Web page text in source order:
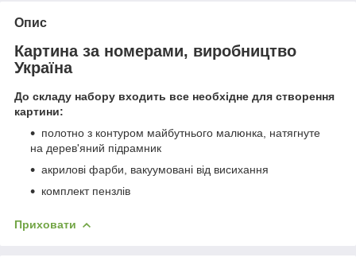
Опис
Картина за номерами, виробництво
Україна
До складу набору входить все необхідне для створення
картини:
полотно з контуром майбутнього малюнка, натягнуте
на дерев'яний підрамник
акрилові фарби, вакуумовані від висихання
комплект пензлів
Приховати